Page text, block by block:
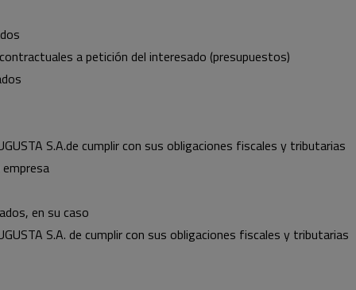
a petición del interesado (presupuestos)
S.A.de cumplir con sus obligaciones fiscales y tributarias
en su caso
S.A. de cumplir con sus obligaciones fiscales y tributarias